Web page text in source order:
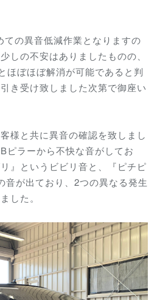
の異音低減作業となりますの
しの不安はありましたものの、
ほぼほぼ解消が可能であると判
き受け致しました次第で御座い
様と共に異音の確認を致しまし
ピラーから不快な音がしてお
』というビビリ音と、『ピチピ
音が出ており、2つの異なる発生
した。